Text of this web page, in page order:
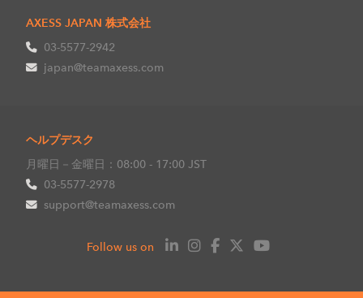
AXESS JAPAN 株式会社
03-5577-2942
japan@teamaxess.com
ヘルプデスク
月曜日－金曜日：08:00 - 17:00 JST
03-5577-2978
support@teamaxess.com
Follow us on